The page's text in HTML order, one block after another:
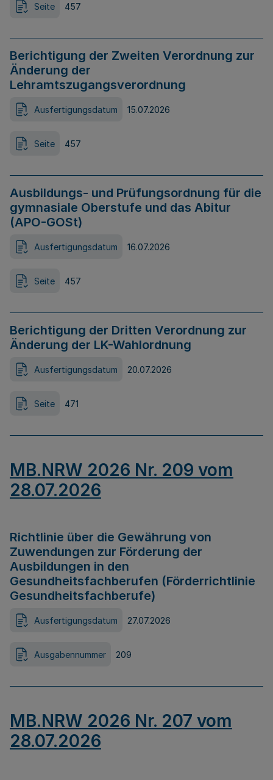
Seite 457
Berichtigung der Zweiten Verordnung zur
Änderung der
Lehramtszugangsverordnung
Ausfertigungsdatum 15.07.2026
Seite 457
Ausbildungs- und Prüfungsordnung für die
gymnasiale Oberstufe und das Abitur
(APO-GOSt)
Ausfertigungsdatum 16.07.2026
Seite 457
Berichtigung der Dritten Verordnung zur
Änderung der LK-Wahlordnung
Ausfertigungsdatum 20.07.2026
Seite 471
MB.NRW 2026 Nr. 209 vom
28.07.2026
Richtlinie über die Gewährung von
Zuwendungen zur Förderung der
Ausbildungen in den
Gesundheitsfachberufen (Förderrichtlinie
Gesundheitsfachberufe)
Ausfertigungsdatum 27.07.2026
Ausgabennummer 209
MB.NRW 2026 Nr. 207 vom
28.07.2026